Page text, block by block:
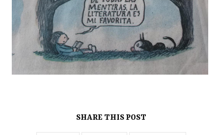
SHARE THIS POST